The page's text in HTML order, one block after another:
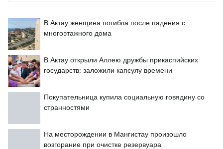
В Актау женщина погибла после падения с
многоэтажного дома
В Актау открыли Аллею дружбы прикаспийских
государств: заложили капсулу времени
Покупательница купила социальную говядину со
странностями
На месторождении в Мангистау произошло
возгорание при очистке резервуара